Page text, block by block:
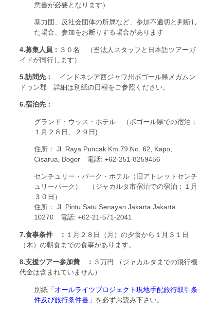
意書が必要となります）
暴力団、反社会団体の所属など、参加不適切と判断し
た場合、参加をお断りする場合があります
4.募集人員： ３０名 （当法人スタッフと日本語ツアーガ
イドが同行します）
5.訪問先： インドネシア西ジャワ州ボゴール県メガムン
ドゥン郡 詳細は別紙の日程をご参照ください。
6.宿泊先：
グランド・ウッス・ホテル （ボゴール県での宿泊：
１月２８日、２９日)
住所： Jl. Raya Puncak Km.79 No. 62, Kapo,
Cisarua, Bogor 電話: +62-251-8259456
センチュリー・パーク・ホテル（旧アトレットセンチ
ュリーパーク） （ジャカルタ市宿泊での宿泊：１月
３０日）
住所： Jl. Pintu Satu Senayan Jakarta Jakarta
10270 電話: +62-21-571-2041
7.食事条件 ： １月２８日（月）の夕食から１月３１日
（木）の朝食までの食事があります。
8.支援ツアー参加費 ： ３万円 （ジャカルタまでの飛行機
代金は含まれていません）
別紙 「オールライツプロジェクト現地手配旅行取引条
件及び旅行条件書 」 を必ずお読み下さい。